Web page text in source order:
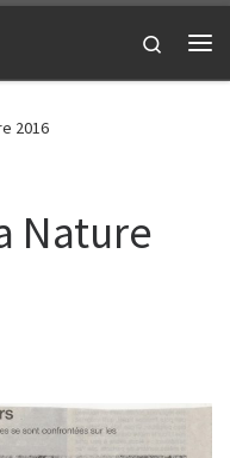
Search
2016
Nature